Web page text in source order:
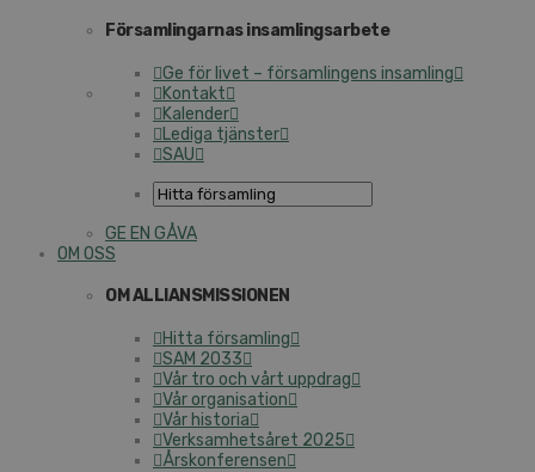
Församlingarnas insamlingsarbete
Ge för livet – församlingens insamling
Kontakt
Kalender
Lediga tjänster
SAU
GE EN GÅVA
OM OSS
OM ALLIANSMISSIONEN
Hitta församling
SAM 2033
Vår tro och vårt uppdrag
Vår organisation
Vår historia
Verksamhetsåret 2025
Årskonferensen